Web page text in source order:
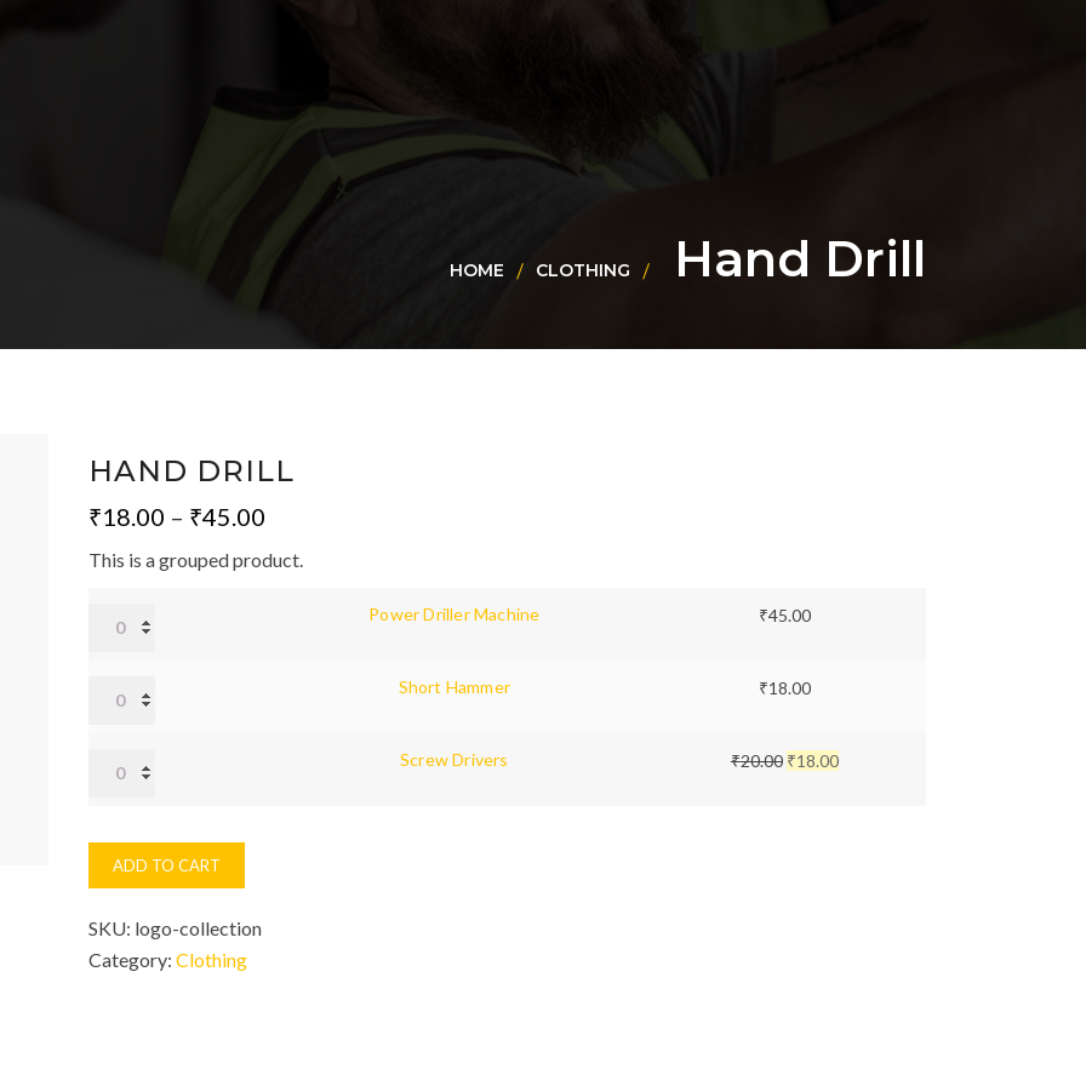
HOME CLOTHING Hand Drill
HAND DRILL
₹18.00 – ₹45.00
This is a grouped product.
Power Driller Machine ₹45.00
Short Hammer ₹18.00
Screw Drivers ₹20.00 ₹18.00
ADD TO CART
SKU: logo-collection
Category: Clothing